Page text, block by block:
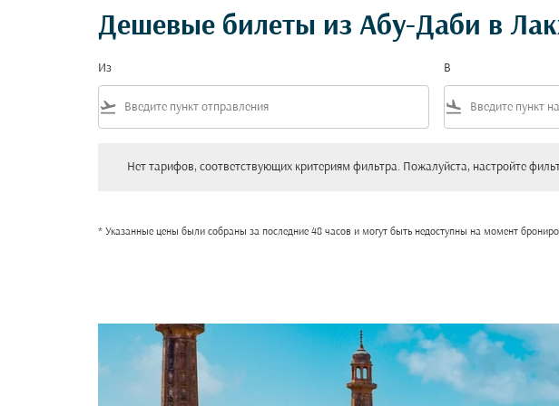
Дешевые билеты из Абу-Даби в
Из
flight_takeoff
В
flight_land
Нет тарифов, соответствующих критериям фильтра. Пожалуйста, настройте
* Указанные цены были собраны за последние 48 часов и могут быть недоступны на момент